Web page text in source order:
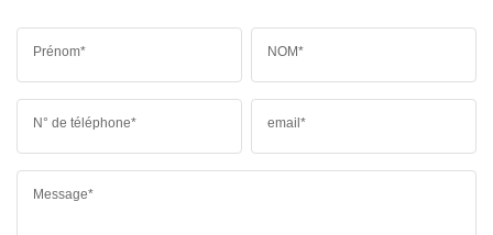
Prénom* NOM*
N° de téléphone* email*
Message*